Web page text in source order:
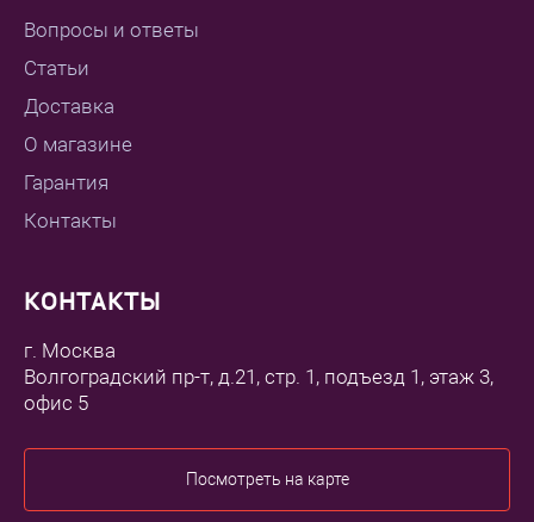
Вопросы и ответы
Статьи
Доставка
О магазине
Гарантия
Контакты
КОНТАКТЫ
г. Москва
Волгоградский пр-т, д.21, стр. 1, подъезд 1, этаж 3,
офис 5
Посмотреть на карте